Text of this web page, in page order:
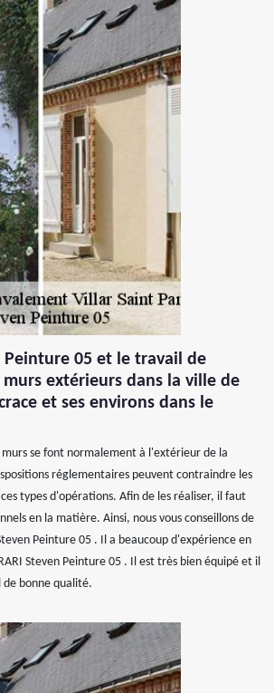
Peinture 05 et le travail de
extérieurs dans la ville de
et ses environs dans le
murs se font normalement à l'extérieur de la
réglementaires peuvent contraindre les
types d'opérations. Afin de les réaliser, il faut
en la matière. Ainsi, nous vous conseillons de
Peinture 05 . Il a beaucoup d'expérience en
Steven Peinture 05 . Il est très bien équipé et il
bonne qualité.